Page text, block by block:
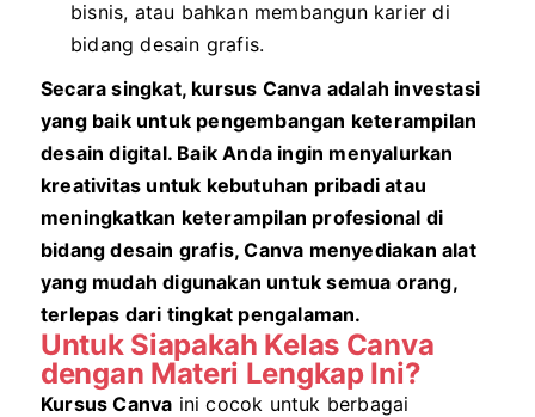
bisnis, atau bahkan membangun karier di
bidang desain grafis.
Secara singkat, kursus Canva adalah investasi
yang baik untuk pengembangan keterampilan
desain digital. Baik Anda ingin menyalurkan
kreativitas untuk kebutuhan pribadi atau
meningkatkan keterampilan profesional di
bidang desain grafis, Canva menyediakan alat
yang mudah digunakan untuk semua orang,
terlepas dari tingkat pengalaman.
Untuk Siapakah Kelas Canva
dengan Materi Lengkap Ini?
Kursus Canva ini cocok untuk berbagai